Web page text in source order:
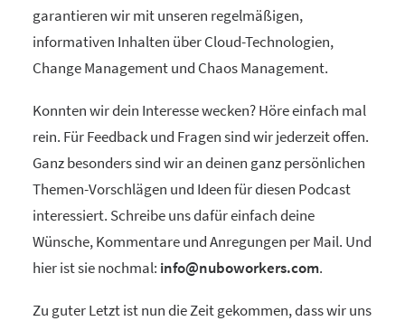
garantieren wir mit unseren regelmäßigen,
informativen Inhalten über Cloud-Technologien,
Change Management und Chaos Management.
Konnten wir dein Interesse wecken? Höre einfach mal
rein. Für Feedback und Fragen sind wir jederzeit offen.
Ganz besonders sind wir an deinen ganz persönlichen
Themen-Vorschlägen und Ideen für diesen Podcast
interessiert. Schreibe uns dafür einfach deine
Wünsche, Kommentare und Anregungen per Mail. Und
hier ist sie nochmal: info@nuboworkers.com.
Zu guter Letzt ist nun die Zeit gekommen, dass wir uns